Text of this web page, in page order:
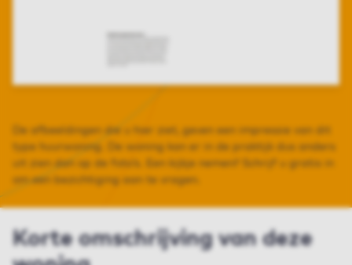
De afbeeldingen die u hier ziet, geven een impressie van dit
type huurwoning. De woning kan er in de praktijk dus anders
uit zien dan op de foto’s. Een kijkje nemen? Schrijf u gratis in
om een bezichtiging aan te vragen.
Korte omschrijving van deze